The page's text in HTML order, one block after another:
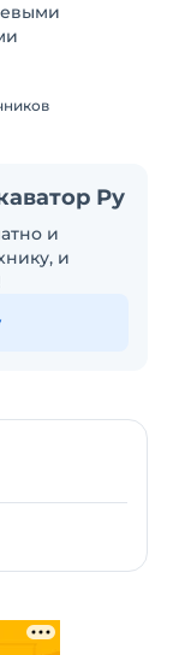
Ру
и
и